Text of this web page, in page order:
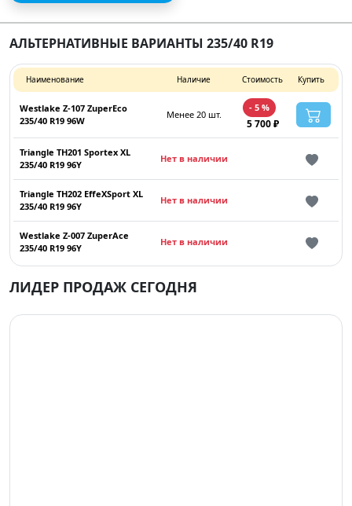
АЛЬТЕРНАТИВНЫЕ ВАРИАНТЫ 235/40 R19
Наименование Наличие Стоимость Купить
Westlake Z-107 ZuperEco
235/40 R19 96W
Менее 20 шт.
- 5 %
5 700 ₽
Triangle TH201 Sportex XL
235/40 R19 96Y
Нет в наличии
Triangle TH202 EffeXSport XL
235/40 R19 96Y
Нет в наличии
Westlake Z-007 ZuperAce
235/40 R19 96Y
Нет в наличии
ЛИДЕР ПРОДАЖ СЕГОДНЯ